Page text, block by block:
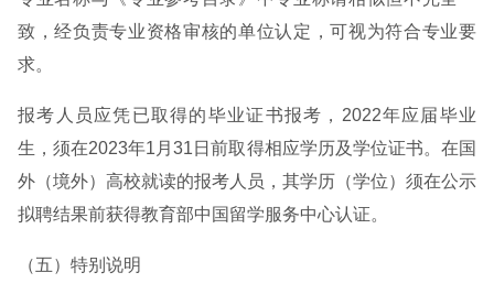
致，经负责专业资格审核的单位认定，可视为符合专业要
求。
报考人员应凭已取得的毕业证书报考，2022年应届毕业
生，须在2023年1月31日前取得相应学历及学位证书。在国
外（境外）高校就读的报考人员，其学历（学位）须在公示
拟聘结果前获得教育部中国留学服务中心认证。
（五）特别说明